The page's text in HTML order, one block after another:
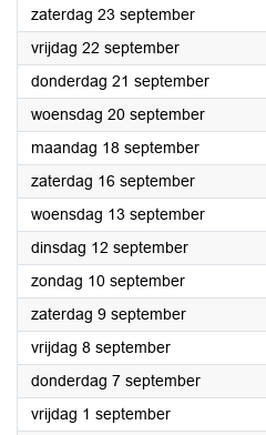
zaterdag 23 september2023
vrijdag 22 september2023
donderdag 21 september2023
woensdag 20 september2023
maandag 18 september2023
zaterdag 16 september2023
woensdag 13 september2023
dinsdag 12 september2023
zondag 10 september2023
zaterdag 9 september2023
vrijdag 8 september2023
donderdag 7 september2023
vrijdag 1 september2023